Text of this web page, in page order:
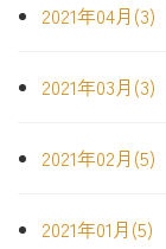
2021年04月(3)
2021年03月(3)
2021年02月(5)
2021年01月(5)